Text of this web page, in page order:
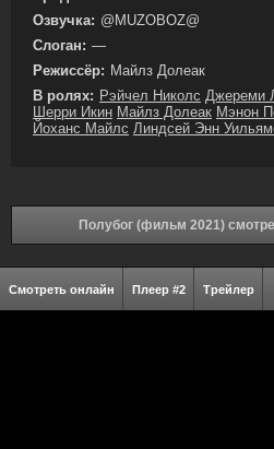
Озвучка: @MUZOBOZ@
Слоган: —
Режиссёр: Майлз Долеак
В ролях: Рэйчел Николс Джереми
Шерри Икин Майлз Долеак Мэнон
Йоханс Майлс Линдсей Энн
Полубог (фильм 2021)
Смотреть онлайн Плеер #2 Трейлер